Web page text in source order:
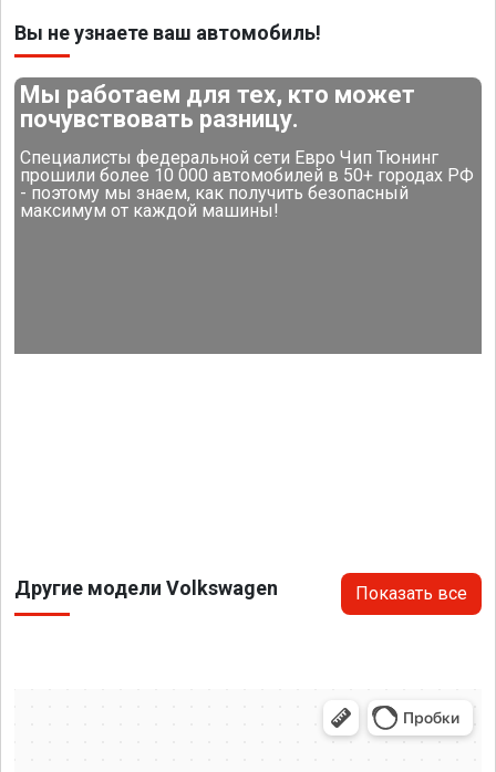
Вы не узнаете ваш автомобиль!
Мы работаем для тех, кто может
почувствовать разницу.
Специалисты федеральной сети Евро Чип Тюнинг
прошили более 10 000 автомобилей в 50+ городах РФ
- поэтому мы знаем, как получить безопасный
максимум от каждой машины!
Другие модели Volkswagen Показать все